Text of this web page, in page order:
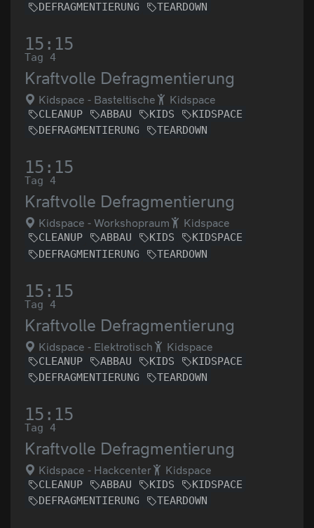
DEFRAGMENTIERUNG
TEARDOWN
15:15
Tag 4
Kraftvolle Defragmentierung
Kidspace - Basteltische Kidspace
CLEANUP ABBAU KIDS
KIDSPACE
DEFRAGMENTIERUNG
TEARDOWN
15:15
Tag 4
Kraftvolle Defragmentierung
Kidspace - Workshopraum Kidspace
CLEANUP ABBAU KIDS
KIDSPACE
DEFRAGMENTIERUNG
TEARDOWN
15:15
Tag 4
Kraftvolle Defragmentierung
Kidspace - Elektrotisch Kidspace
CLEANUP ABBAU KIDS
KIDSPACE
DEFRAGMENTIERUNG
TEARDOWN
15:15
Tag 4
Kraftvolle Defragmentierung
Kidspace - Hackcenter Kidspace
CLEANUP ABBAU KIDS
KIDSPACE
DEFRAGMENTIERUNG
TEARDOWN